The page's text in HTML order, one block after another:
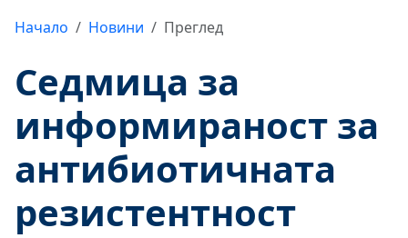
Начало Новини Преглед
Седмица за
информираност за
антибиотичната
резистентност